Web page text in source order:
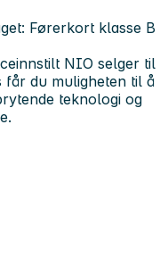
Førerkort klasse B
NIO selger til
får du muligheten til å
teknologi og